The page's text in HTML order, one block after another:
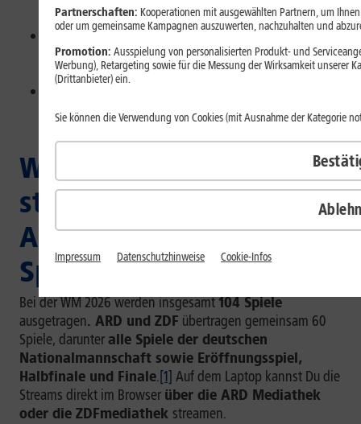
gleichlanger UHD-Stream rund 10 GB Datenvolumen.
Für mobiles Streaming brauchst DuSmartphone,
Tablet oder Laptopmit passender App oder
Browserzugang.
das Spiel unterwegs auf einem zweiten Gerät schauen
WM 2026 unterwegs
streamen: Welche
Anbieter zeigen die
Spiele?
Bei der WM 2026 werden insgesamt104 Spiele
ausgetragen. ARD und ZDF übertragen gemeinsam 60
Spiele, darunter alle Spiele der deutschen
Nationalmannschaft sowie Eröffnungsspiel,
Halbfinale und Finale.[1] Auf dem Laptop kannst Du die
Streams direkt im Browser über die ARD Mediathek
oder die ZDFmediathek streamen.
Partnerschaften: Kooperationen mit ausgewählten Partnern, um
oder um gemeinsame Kampagnen auszuwerten, nachzuhalten und
Promotion: Ausspielung von personalisierten Produkt- und
Werbung), Retargeting sowie für die Messung der Wirksamkeit unserer
(Drittanbieter) ein.
Sie können die Verwendung von Cookies (mit Ausnahme der Kategorie
Impressum Datenschutzhinweise Cookie-Infos